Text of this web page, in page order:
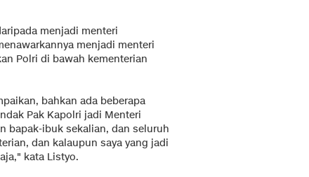
menjadi menteri
menjadi menteri
Polri di bawah kementerian
bahkan ada beberapa
Pak Kapolri jadi Menteri
bapak-ibuk sekalian, dan seluruh
dan kalaupun saya yang jadi
kata Listyo.